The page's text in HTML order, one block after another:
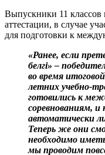
Выпускники 11 классов
аттестации, в случае
для подготовки к
«Ранее, если
белгі» –
во время
летних учебно-
готовились к
соревнованиям, и
автоматически
Теперь же они
необходимо
мы проводим